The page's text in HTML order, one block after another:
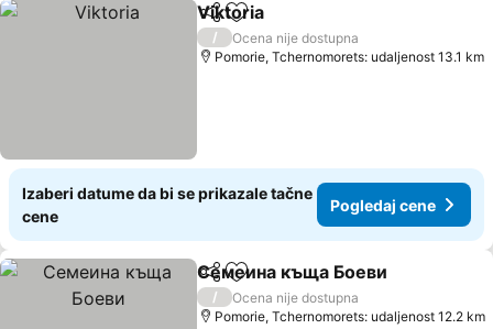
Deli Dodati u favorite
Viktoria
/
Ocena nije dostupna
Pomorie, Tchernomorets: udaljenost 13.1 km
Izaberi datume da bi se prikazale tačne
cene
Pogledaj cene
Deli Dodati u favorite
Семеина къща Боеви
/
Ocena nije dostupna
Pomorie, Tchernomorets: udaljenost 12.2 km